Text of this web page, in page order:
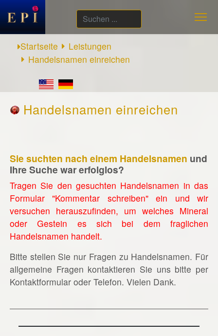
Suchen
...
Startseite
Leistungen
Handelsnamen einreichen
Handelsnamen einreichen
Sie suchten nach einem Handelsnamen und
Ihre Suche war erfolglos?
Tragen Sie den gesuchten Handelsnamen in das
Formular "Kommentar schreiben" ein und wir
versuchen herauszufinden, um welches Mineral
oder Gestein es sich bei dem fraglichen
Handelsnamen handelt.
Bitte stellen Sie nur Fragen zu Handelsnamen. Für
allgemeine Fragen kontaktieren Sie uns bitte per
Kontaktformular oder Telefon. Vielen Dank.